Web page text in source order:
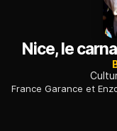
Nice, le